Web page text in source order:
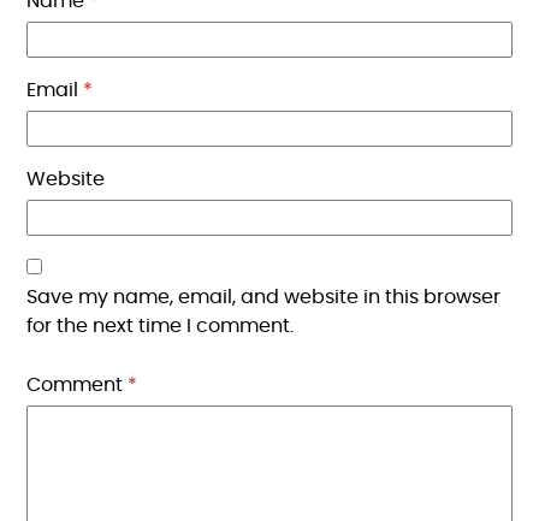
Email *
Website
Save my name, email, and website in this browser
for the next time I comment.
Comment *